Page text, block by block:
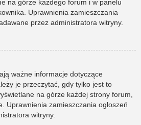
na górze każdego forum i w panelu
Uprawnienia zamieszczania
przez administratora witryny.
ważne informacje dotyczące
je przeczytać, gdy tylko jest to
na górze każdej strony forum,
Uprawnienia zamieszczania ogłoszeń
witryny.